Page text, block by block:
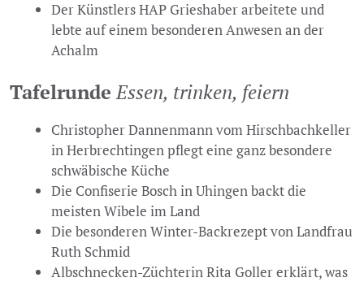
Der Künstlers HAP Grieshaber arbeitete und
lebte auf einem besonderen Anwesen an der
Achalm
Tafelrunde Essen, trinken, feiern
Christopher Dannenmann vom Hirschbachkeller
in Herbrechtingen pflegt eine ganz besondere
schwäbische Küche
Die Confiserie Bosch in Uhingen backt die
meisten Wibele im Land
Die besonderen Winter-Backrezept von Landfrau
Ruth Schmid
Albschnecken-Züchterin Rita Goller erklärt, was